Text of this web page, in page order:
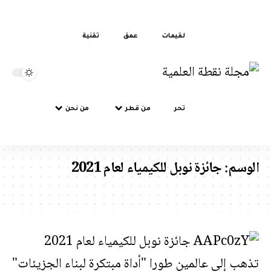
عمق تقنية
من قطر
جائزة نوبل للكيمياء لعام 2021